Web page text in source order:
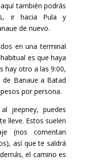
también podrás
ir hacia Pula y
de nuevo.
en una terminal
es que haya
hay otro a las 9:00,
Banaue a Batad
por persona.
jeepney, puedes
lleve. Estos suelen
(nos comentan
así que te saldrá
el camino es